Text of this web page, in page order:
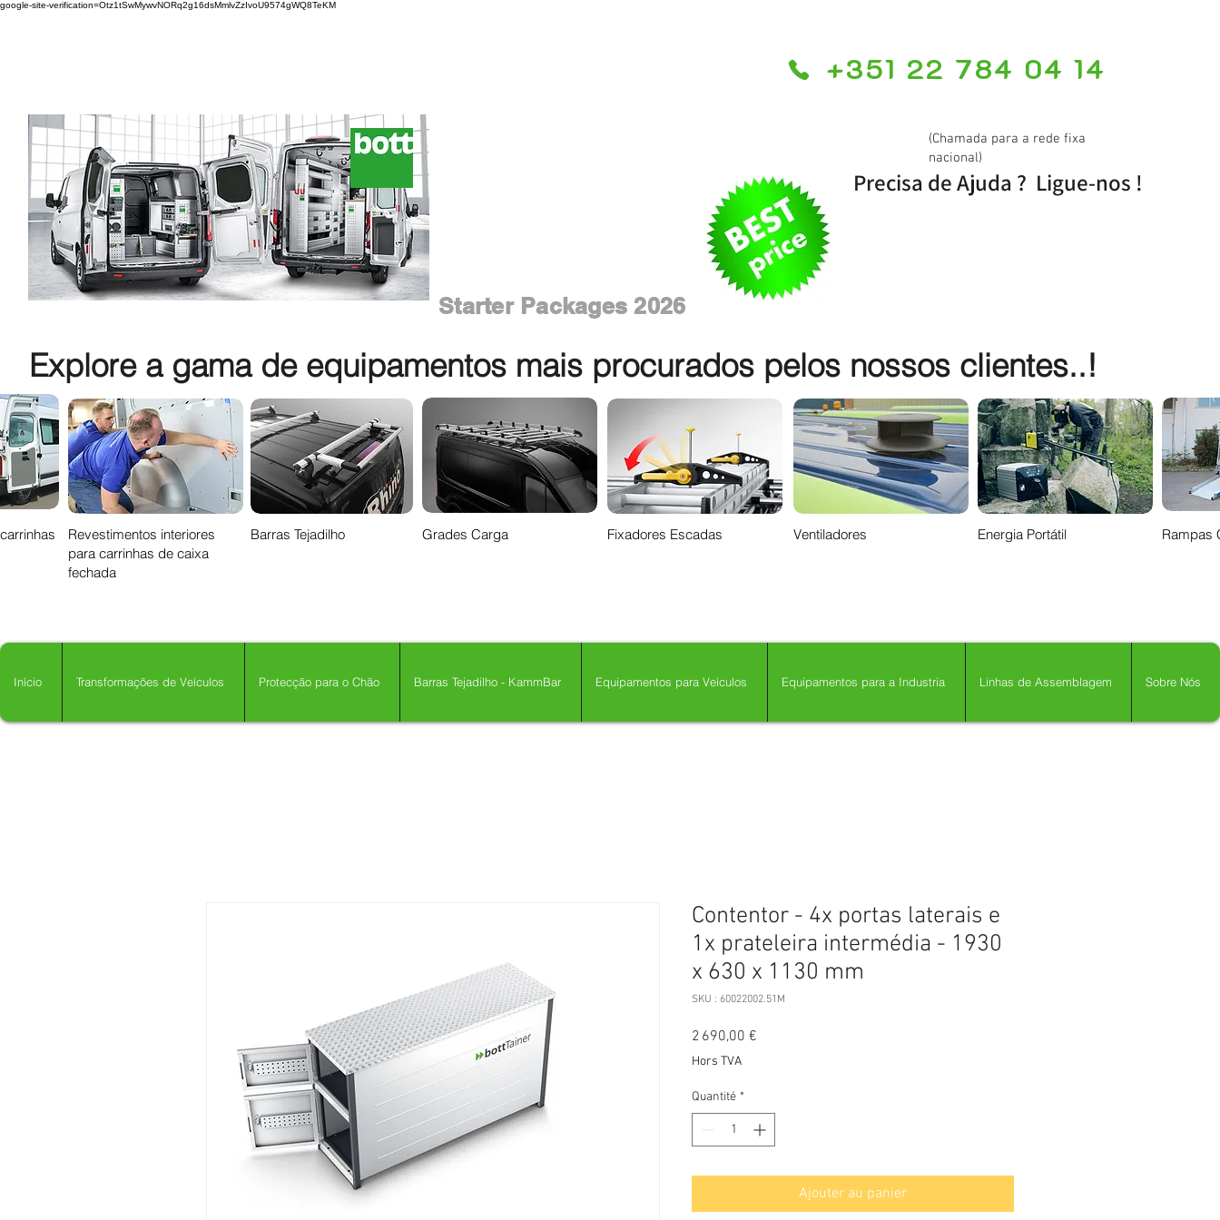
google-site-verification=Otz1tSwMywvNORq2g16dsMmlvZzIvoU9574gWQ8TeKM
+351 22 784 04 14
Starter Packages 2026
(Chamada para a rede fixa
nacional)
Precisa de Ajuda ? Ligue-nos !
Explore a gama de equipamentos mais procurados pelos nossos clientes..!
Revestimentos interiores
para carrinhas de caixa
fechada
Barras Tejadilho Grades Carga Fixadores Escadas Ventiladores Energia Portátil Rampas
Início Transformações de Veículos Protecção para o Chão Barras Tejadilho - KammBar Equipamentos para Veículos Equipamentos para a Industria Linhas de Assemblagem Sobre Nós
Contentor - 4x portas laterais e
1x prateleira intermédia - 1930
x 630 x 1130 mm
SKU : 60022002.51M
2 690,00 €
Hors TVA
Quantité *
Ajouter au panier